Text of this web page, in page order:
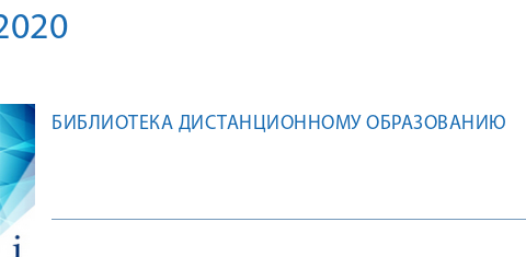
БИБЛИОТЕКА ДИСТАНЦИОННОМУ ОБРАЗОВАНИЮ